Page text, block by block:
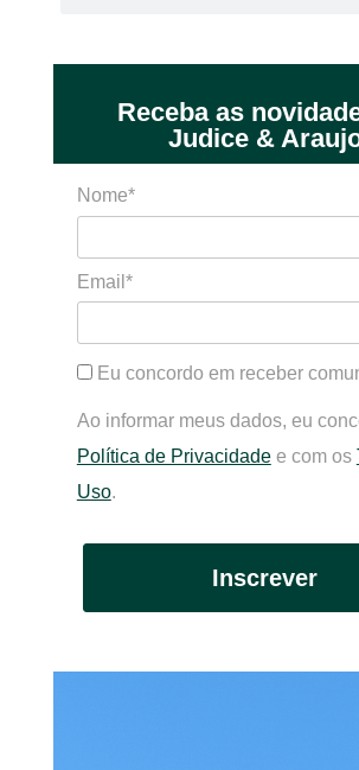
Receba as
Judice &
Nome*
Email*
Eu concordo em receber
Ao informar meus dados, eu
Política de Privacidadee com os
Uso.
Inscrever